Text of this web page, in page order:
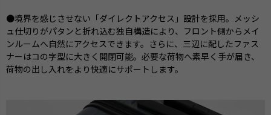
●境界を感じさせない「ダイレクトアクセス」設計を採用。メッシ
ュ仕切りがパタンと折れ込む独自構造により、フロント側からメイ
ンルームへ自然にアクセスできます。さらに、三辺に配したファス
ナーはコの字型に大きく開閉可能。必要な荷物へ素早く手が届き、
荷物の出し入れをより快適にサポートします。